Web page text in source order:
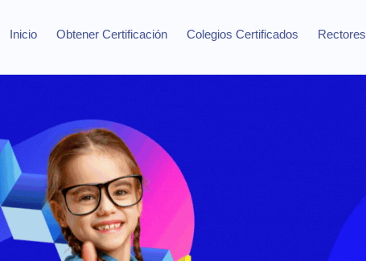
Inicio Obtener Certificación Colegios Certificados Rectores